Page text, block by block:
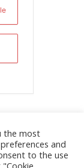
the most
and
to the use